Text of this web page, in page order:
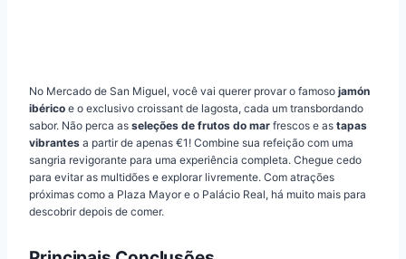
No Mercado de San Miguel, você vai querer provar o famoso jamón
ibérico e o exclusivo croissant de lagosta, cada um transbordando
sabor. Não perca as seleções de frutos do mar frescos e as tapas
vibrantes a partir de apenas €1! Combine sua refeição com uma
sangria revigorante para uma experiência completa. Chegue cedo
para evitar as multidões e explorar livremente. Com atrações
próximas como a Plaza Mayor e o Palácio Real, há muito mais para
descobrir depois de comer.